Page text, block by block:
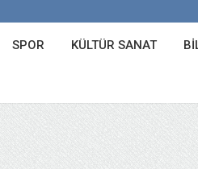
SPOR KÜLTÜR SANAT